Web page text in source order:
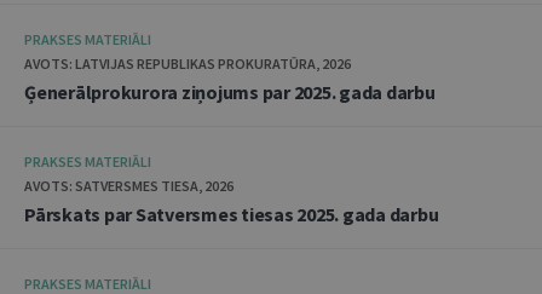
PRAKSES MATERIĀLI
AVOTS: LATVIJAS REPUBLIKAS PROKURATŪRA, 2026
Ģenerālprokurora ziņojums par 2025. gada darbu
PRAKSES MATERIĀLI
AVOTS: SATVERSMES TIESA, 2026
Pārskats par Satversmes tiesas 2025. gada darbu
PRAKSES MATERIĀLI